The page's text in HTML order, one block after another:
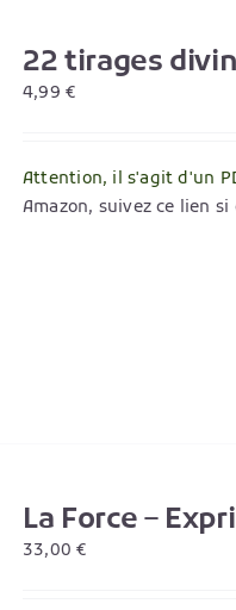
22 tirages
4,99€
Attention, il s'agit d'un
Amazon, suivez ce lien
La Force –
33,00€